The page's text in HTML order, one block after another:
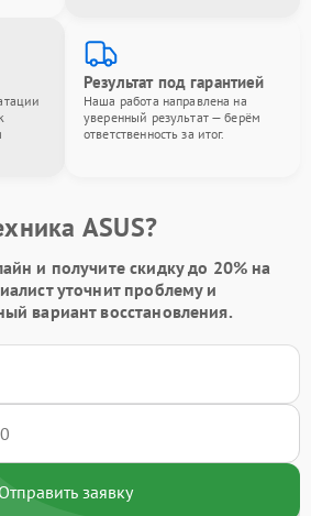
Результат под гарантией
Наша работа направлена на
уверенный результат — берём
ответственность за итог.
ASUS?
и получитескидку до 20% на
уточнит проблему и
вариант восстановления.
Отправить заявку